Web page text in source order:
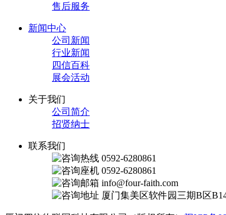
售后服务
新闻中心
公司新闻
行业新闻
四信百科
展会活动
关于我们
公司简介
招贤纳士
联系我们
0592-6280861
0592-6280861
info@four-faith.com
厦门集美区软件园三期B区